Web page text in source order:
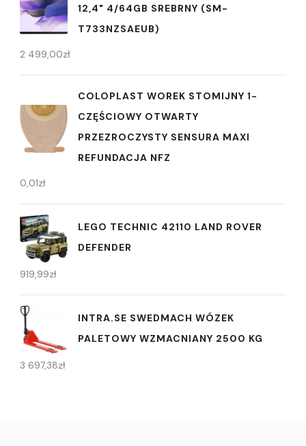
12,4" 4/64GB SREBRNY (SM-
T733NZSAEUB)
2 499,00zł
COLOPLAST WOREK STOMIJNY 1-
CZĘŚCIOWY OTWARTY
PRZEZROCZYSTY SENSURA MAXI
REFUNDACJA NFZ
0,01zł
LEGO TECHNIC 42110 LAND ROVER
DEFENDER
919,99zł
INTRA.SE SWEDMACH WÓZEK
PALETOWY WZMACNIANY 2500 KG
3 697,38zł